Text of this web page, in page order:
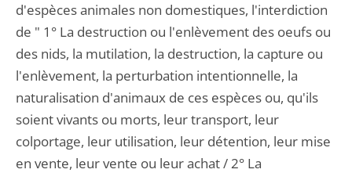
d'espèces animales non domestiques, l'interdiction
de " 1° La destruction ou l'enlèvement des oeufs ou
des nids, la mutilation, la destruction, la capture ou
l'enlèvement, la perturbation intentionnelle, la
naturalisation d'animaux de ces espèces ou, qu'ils
soient vivants ou morts, leur transport, leur
colportage, leur utilisation, leur détention, leur mise
en vente, leur vente ou leur achat / 2° La